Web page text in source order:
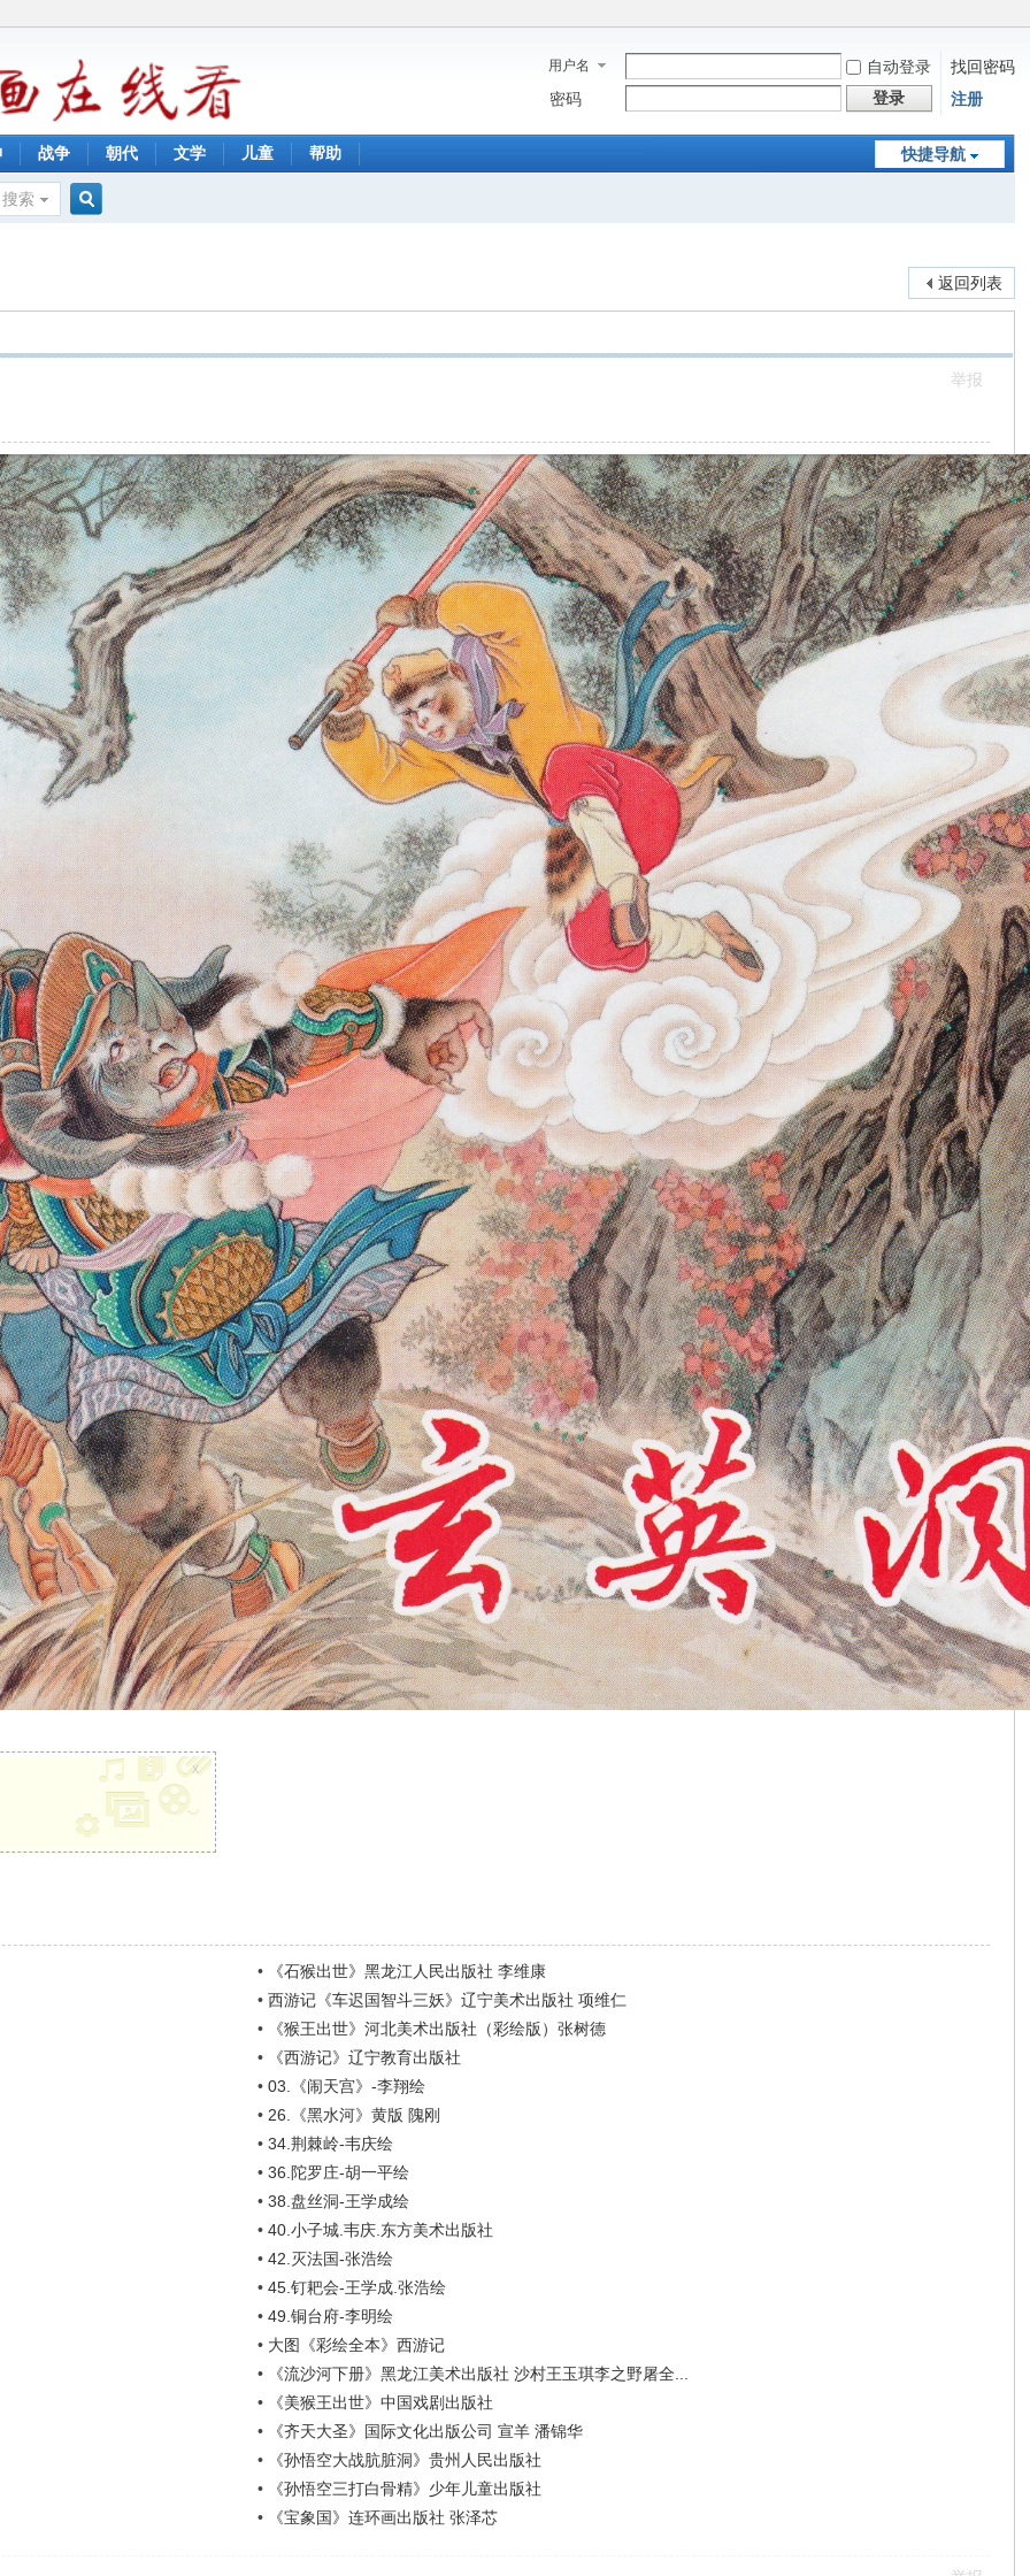
用户名 自动登录
找回密码
密码
登录 注册
快捷导航
战争 朝代 文学 儿童 帮助
搜索
返回列表
举报
x
•
《石猴出世》黑龙江人民出版社 李维康
• 西游记《车迟国智斗三妖》辽宁美术出版社 项维仁
•
《猴王出世》河北美术出版社（彩绘版）张树德
•
《西游记》辽宁教育出版社
• 03.《闹天宫》-李翔绘
• 26.《黑水河》黄版 隗刚
• 34.荆棘岭-韦庆绘
• 36.陀罗庄-胡一平绘
• 38.盘丝洞-王学成绘
• 40.小子城.韦庆.东方美术出版社
• 42.灭法国-张浩绘
• 45.钉耙会-王学成.张浩绘
• 49.铜台府-李明绘
• 大图《彩绘全本》西游记
•
《流沙河下册》黑龙江美术出版社 沙村王玉琪李之野屠全...
•
《美猴王出世》中国戏剧出版社
•
《齐天大圣》国际文化出版公司 宣羊 潘锦华
•
《孙悟空大战肮脏洞》贵州人民出版社
•
《孙悟空三打白骨精》少年儿童出版社
•
《宝象国》连环画出版社 张泽芯